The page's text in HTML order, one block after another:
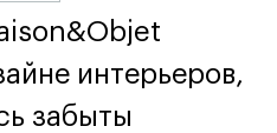
Адрес на карте
Адрес на карте
интерьеров,
забыты
интерьеров,
забыты